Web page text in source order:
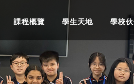
課程概覽 學生天地 學校